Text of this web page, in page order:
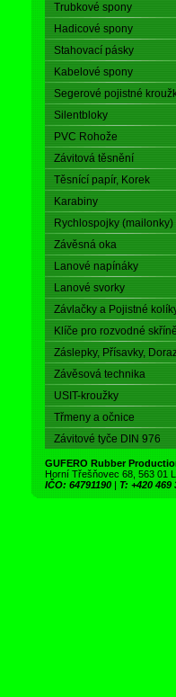
Trubkové spony
Hadicové spony
Stahovací pásky
Kabelové spony
Segerové pojistné
Silentbloky
PVC Rohože
Závitová těsnění
Těsnící papír, Korek
Karabiny
Rychlospojky (mailonky)
Závěsná oka
Lanové napínáky
Lanové svorky
Závlačky a Pojistné
Klíče pro rozvodné skříně
Záslepky, Přísavky,
Závěsová technika
USIT-kroužky
Třmeny a očnice
Závitové tyče DIN 976
GUFERO Rubber
Horní Třešňovec 68, 563 01
IČO: 64791190 | T: +420 469